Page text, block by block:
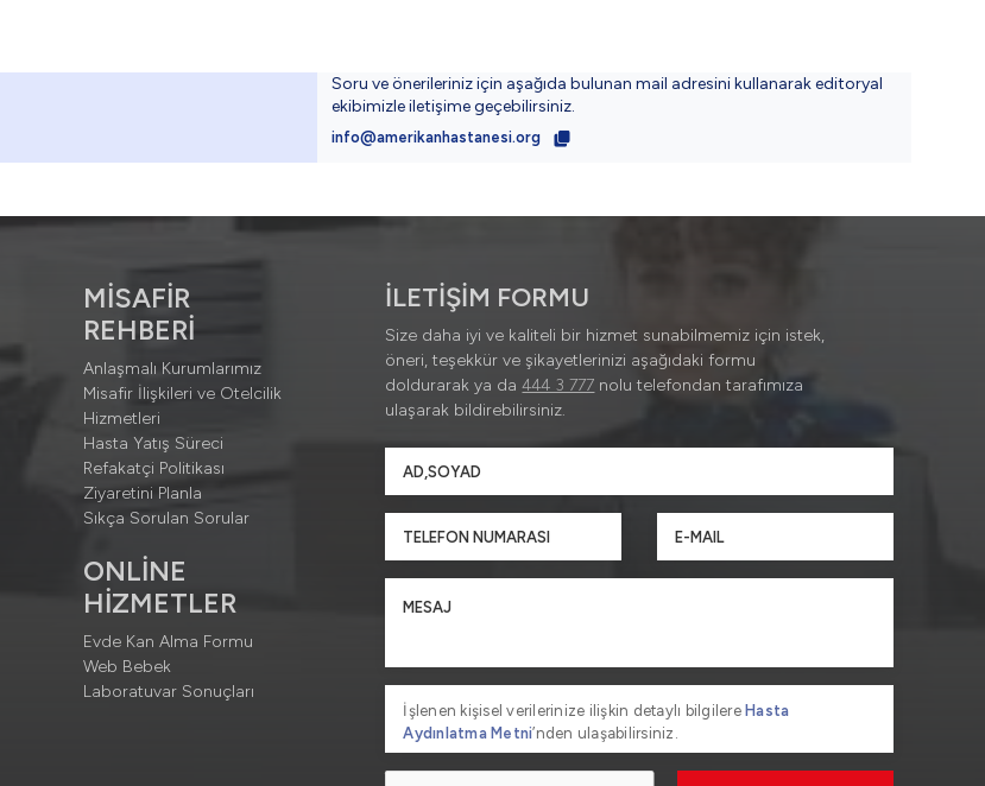
Soru ve önerileriniz için aşağıda bulunan mail adresini kullanarak editoryal
ekibimizle iletişime geçebilirsiniz.
info@amerikanhastanesi.org
MİSAFİR
REHBERİ
Anlaşmalı Kurumlarımız
Misafir İlişkileri ve Otelcilik
Hizmetleri
Hasta Yatış Süreci
Refakatçi Politikası
Ziyaretini Planla
Sıkça Sorulan Sorular
ONLİNE
HİZMETLER
Evde Kan Alma Formu
Web Bebek
Laboratuvar Sonuçları
İLETİŞİM FORMU
Size daha iyi ve kaliteli bir hizmet sunabilmemiz için istek,
öneri, teşekkür ve şikayetlerinizi aşağıdaki formu
doldurarak ya da444 3 777 nolu telefondan tarafımıza
ulaşarak bildirebilirsiniz.
İşlenen kişisel verilerinize ilişkin detaylı bilgilere Hasta
Aydınlatma Metni’nden ulaşabilirsiniz.